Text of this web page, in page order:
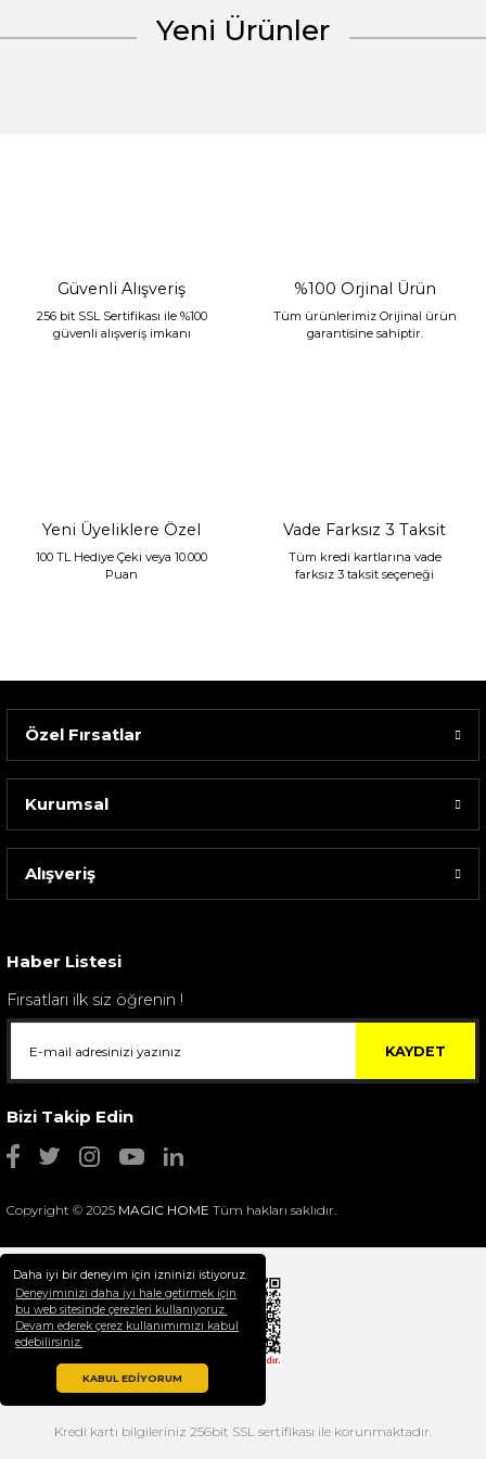
Daha iyi bir deneyim için izninizi istiyoruz.
Deneyiminizi daha iyi hale getirmek için
bu web sitesinde çerezleri kullanıyoruz.
Devam ederek çerez kullanımımızı kabul
edebilirsiniz.
KABUL EDİYORUM
Yeni Ürünler
Sarev Elfıda Flanel Nevresim Takımı Çift Kişili...
Selim Dekor Chain 15x20 Çerçeve Vizon
1.595,00 TL
Güvenli Alışveriş
256 bit SSL Sertifikası ile %100
güvenli alışveriş imkanı
%100 Orjinal Ürün
Tüm ürünlerimiz Orijinal ürün
garantisine sahiptir.
Yeni Üyeliklere Özel
100 TL Hediye Çeki veya 10.000
Puan
Vade Farksız 3 Taksit
Tüm kredi kartlarına vade
farksız 3 taksit seçeneği
Özel Fırsatlar
Kurumsal
Alışveriş
Haber Listesi
Fırsatları ilk siz öğrenin !
KAYDET
Bizi Takip Edin
Copyright © 2025 MAGIC HOME Tüm hakları saklıdır.
Kredi kartı bilgileriniz 256bit SSL sertifikası ile korunmaktadır.